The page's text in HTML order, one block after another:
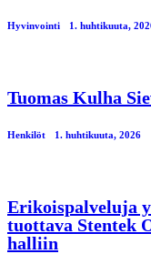
Hyvinvointi 1. huhtikuuta,
Tuomas Kulha
Henkilöt 1. huhtikuuta, 2026
Erikoispalveluja
tuottava Stentek
halliin